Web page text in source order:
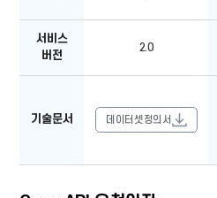
Open
확인
서비스
버전
2.0
기술문서 데이터셋정의서